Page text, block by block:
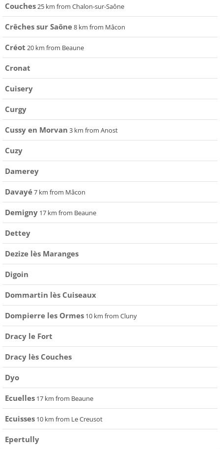
Couches25 km from Chalon-sur-Saône
Crêches sur Saône8 km from Mâcon
Créot 20 km from Beaune
Cronat
Cuisery
Curgy
Cussy en Morvan 3 km from Anost
Cuzy
Damerey
Davayé7 km from Mâcon
Demigny 17 km from Beaune
Dettey
Dezize lès Maranges
Digoin
Dommartin lès Cuiseaux
Dompierre les Ormes 10 km from Cluny
Dracy le Fort
Dracy lès Couches
Dyo
Ecuelles 17 km from Beaune
Ecuisses 10 km from Le Creusot
Epertully